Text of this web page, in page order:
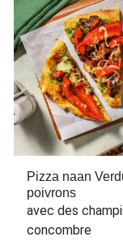
Pizza naan
poivrons
avec des
concombre